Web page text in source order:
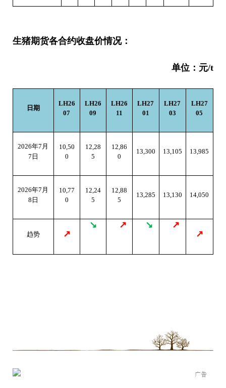
生猪期货各合约收盘价情况：
单位：元/t
日期
LH26
07
LH26
09
LH26
11
LH27
01
LH27
03
LH27
05
2026年7月
7日
10,50
0
12,28
5
12,86
0
13,300 13,105 13,985
2026年7月
8日
10,77
0
12,24
5
12,88
5
13,285 13,130 14,050
趋势 ↗
↘ ↗ ↘
↗
↗
广告